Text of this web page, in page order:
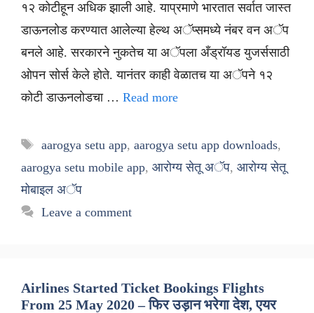
१२ कोटीहून अधिक झाली आहे. याप्रमाणे भारतात सर्वात जास्त
डाऊनलोड करण्यात आलेल्या हेल्थ अॅप्समध्ये नंबर वन अॅप
बनले आहे. सरकारने नुकतेच या अॅपला अँड्रॉयड युजर्ससाठी
ओपन सोर्स केले होते. यानंतर काही वेळातच या अॅपने १२
कोटी डाऊनलोडचा … Read more
Tags
aarogya setu app, aarogya setu app downloads,
aarogya setu mobile app, आरोग्य सेतू अॅप, आरोग्य सेतू
मोबाइल अॅप
Leave a comment
Airlines Started Ticket Bookings Flights
From 25 May 2020 – फिर उड़ान भरेगा देश, एयर